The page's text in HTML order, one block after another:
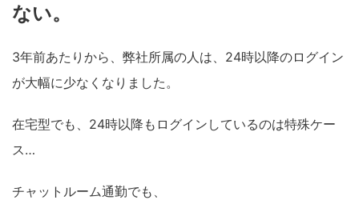
ない。
3年前あたりから、弊社所属の人は、24時以降のログイン
が大幅に少なくなりました。
在宅型でも、24時以降もログインしているのは特殊ケー
ス…
チャットルーム通勤でも、